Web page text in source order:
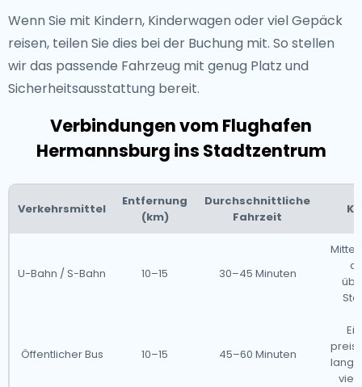
Wenn Sie mit Kindern, Kinderwagen oder viel Gepäck
reisen, teilen Sie dies bei der Buchung mit. So stellen
wir das passende Fahrzeug mit genug Platz und
Sicherheitsausstattung bereit.
Verbindungen vom Flughafen
Hermannsburg ins Stadtzentrum
Verkehrsmittel
Entfernung
(km)
Durchschnittliche
Fahrzeit
U-Bahn / S-Bahn 10–15 30–45 Minuten
Mittel
Öffentlicher Bus 10–15 45–60 Minuten